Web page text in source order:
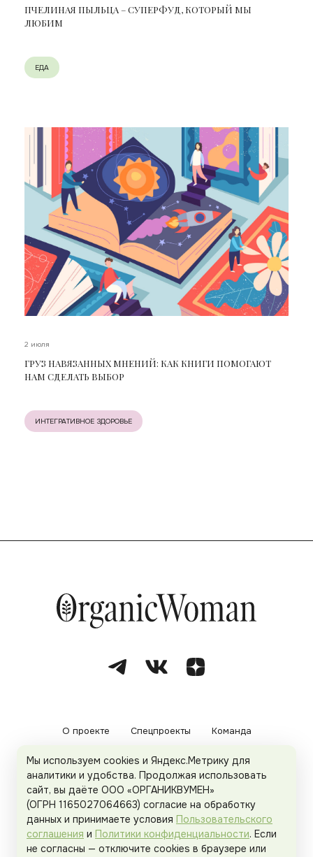
ПЧЕЛИНАЯ ПЫЛЬЦА – СУПЕРФУД, КОТОРЫЙ МЫ
ЛЮБИМ
ЕДА
2 июля
ГРУЗ НАВЯЗАННЫХ МНЕНИЙ: КАК КНИГИ ПОМОГАЮТ
НАМ СДЕЛАТЬ ВЫБОР
ИНТЕГРАТИВНОЕ ЗДОРОВЬЕ
О проекте Спецпроекты Команда
Рекламодателям Политика конфиденциальности
Пользовательское соглашение
Мы используем cookies и Яндекс.Метрику для
аналитики и удобства. Продолжая использовать
сайт, вы даёте ООО «ОРГАНИКВУМЕН»
(ОГРН 1165027064663) согласие на обработку
данных и принимаете условия Пользовательского
соглашения и Политики конфиденциальности. Если
не согласны — отключите cookies в браузере или